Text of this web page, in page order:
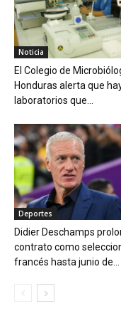
Noticia
El Colegio de
Honduras alerta que
laboratorios que...
Deportes
Didier Deschamps
contrato como
francés hasta junio de...